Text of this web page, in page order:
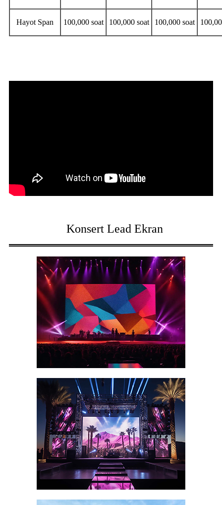
Hayot Span 100,000 soat 100,000 soat 100,000 soat
Konsert Lead Ekran